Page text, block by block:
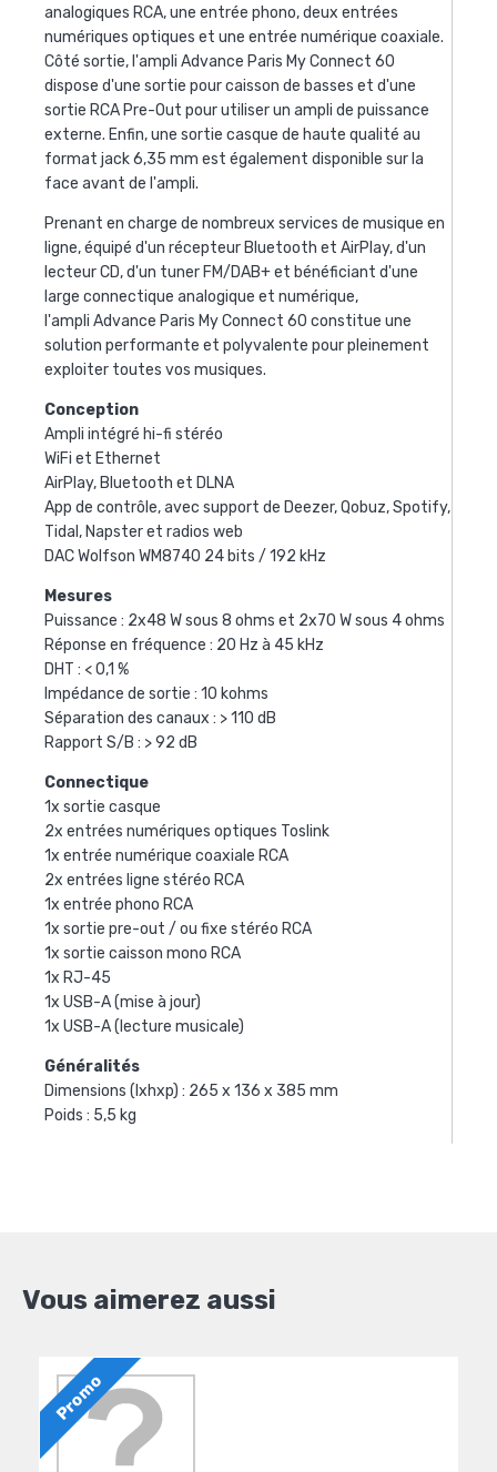
analogiques RCA, une entrée phono, deux entrées
numériques optiques et une entrée numérique coaxiale.
Côté sortie, l'ampli Advance Paris My Connect 60
dispose d'une sortie pour caisson de basses et d'une
sortie RCA Pre-Out pour utiliser un ampli de puissance
externe. Enfin, une sortie casque de haute qualité au
format jack 6,35 mm est également disponible sur la
face avant de l'ampli.
Prenant en charge de nombreux services de musique en
ligne, équipé d'un récepteur Bluetooth et AirPlay, d'un
lecteur CD, d'un tuner FM/DAB+ et bénéficiant d'une
large connectique analogique et numérique,
l'ampli Advance Paris My Connect 60 constitue une
solution performante et polyvalente pour pleinement
exploiter toutes vos musiques.
Conception
Ampli intégré hi-fi stéréo
WiFi et Ethernet
AirPlay, Bluetooth et DLNA
App de contrôle, avec support de Deezer, Qobuz, Spotify,
Tidal, Napster et radios web
DAC Wolfson WM8740 24 bits / 192 kHz
Mesures
Puissance : 2x48 W sous 8 ohms et 2x70 W sous 4 ohms
Réponse en fréquence : 20 Hz à 45 kHz
DHT : < 0,1 %
Impédance de sortie : 10 kohms
Séparation des canaux : > 110 dB
Rapport S/B : > 92 dB
Connectique
1x sortie casque
2x entrées numériques optiques Toslink
1x entrée numérique coaxiale RCA
2x entrées ligne stéréo RCA
1x entrée phono RCA
1x sortie pre-out / ou fixe stéréo RCA
1x sortie caisson mono RCA
1x RJ-45
1x USB-A (mise à jour)
1x USB-A (lecture musicale)
Généralités
Dimensions (lxhxp) : 265 x 136 x 385 mm
Poids : 5,5 kg
Vous aimerez aussi
Promo